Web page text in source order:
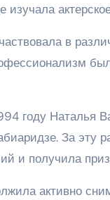
изучала
в
году Наталья
За эту
и получила
активно